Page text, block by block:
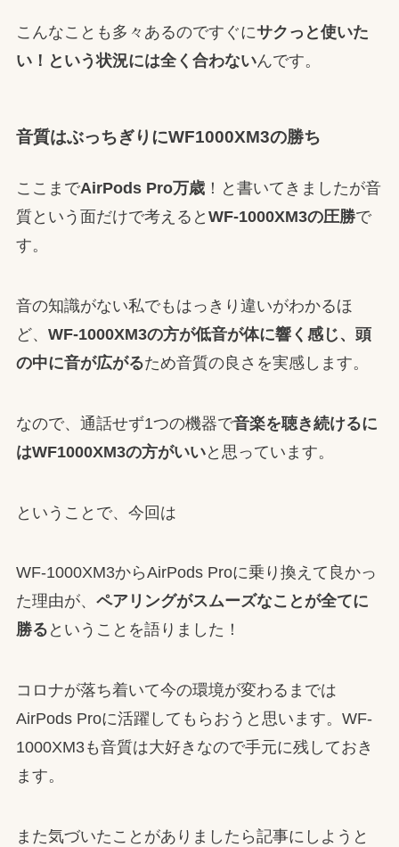
こんなことも多々あるのですぐにサクっと使いた
い！という状況には全く合わないんです。
音質はぶっちぎりにWF1000XM3の勝ち
ここまでAirPods Pro万歳！と書いてきましたが音
質という面だけで考えると WF-1000XM3の圧勝で
す。
音の知識がない私でもはっきり違いがわかるほ
ど、 WF-1000XM3の方が低音が体に響く感じ、頭
の中に音が広がるため音質の良さを実感します。
なので、通話せず1つの機器で音楽を聴き続けるに
はWF1000XM3の方がいいと思っています。
ということで、今回は
WF-1000XM3からAirPods Proに乗り換えて良かっ
た理由が、 ペアリングがスムーズなことが全てに
勝る ということを語りました！
コロナが落ち着いて今の環境が変わるまでは
AirPods Proに活躍してもらおうと思います。WF-
1000XM3も音質は大好きなので手元に残しておき
ます。
また気づいたことがありましたら記事にしようと